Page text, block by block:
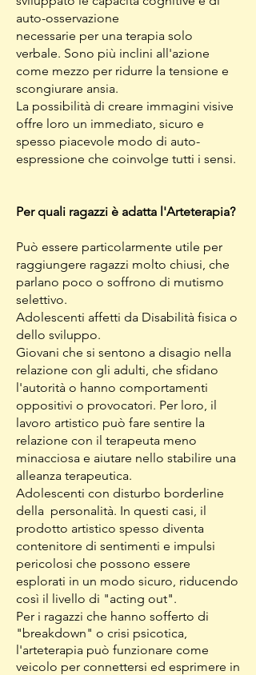
auto-osservazione
necessarie per una terapia solo
verbale. Sono più inclini all'azione
come mezzo per ridurre la tensione e
scongiurare ansia.
La possibilità di creare immagini visive
offre loro un immediato, sicuro e
spesso piacevole modo di auto-
espressione che coinvolge tutti i sensi.
Per quali ragazzi è adatta l'Arteterapia?
Può essere particolarmente utile per
raggiungere ragazzi molto chiusi, che
parlano poco o soffrono di mutismo
selettivo.
Adolescenti affetti da Disabilità fisica o
dello sviluppo.
Giovani che si sentono a disagio nella
relazione con gli adulti, che sfidano
l'autorità o hanno comportamenti
oppositivi o provocatori. Per loro, il
lavoro artistico può fare sentire la
relazione con il terapeuta meno
minacciosa e aiutare nello stabilire una
alleanza terapeutica.
Adolescenti con disturbo borderline
della personalità. In questi casi, il
prodotto artistico spesso diventa
contenitore di sentimenti e impulsi
pericolosi che possono essere
esplorati in un modo sicuro, riducendo
così il livello di "acting out".
Per i ragazzi che hanno sofferto di
"breakdown" o crisi psicotica,
l'arteterapia può funzionare come
veicolo per connettersi ed esprimere in